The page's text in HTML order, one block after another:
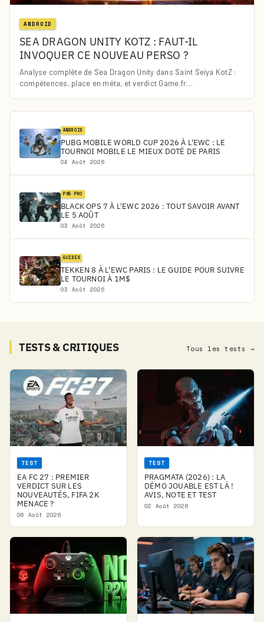
ANDROID
SEA DRAGON UNITY KOTZ : FAUT-IL
INVOQUER CE NOUVEAU PERSO ?
Analyse complète de Sea Dragon Unity dans Saint Seiya KotZ :
compétences, place en méta, et verdict Game.fr…
ANDROID
PUBG MOBILE WORLD CUP 2026 À L'EWC : LE
TOURNOI MOBILE LE MIEUX DOTÉ DE PARIS
04 Août 2026
PS5 PRO
BLACK OPS 7 À L'EWC 2026 : TOUT SAVOIR AVANT
LE 5 AOÛT
03 Août 2026
GUIDES
TEKKEN 8 À L'EWC PARIS : LE GUIDE POUR SUIVRE
LE TOURNOI À 1M$
03 Août 2026
TESTS & CRITIQUES Tous les tests →
TEST
EA FC 27 : PREMIER
VERDICT SUR LES
NOUVEAUTÉS, FIFA 2K
MENACE ?
06 Août 2026
TEST
PRAGMATA (2026) : LA
DÉMO JOUABLE EST LÀ !
AVIS, NOTE ET TEST
02 Août 2026